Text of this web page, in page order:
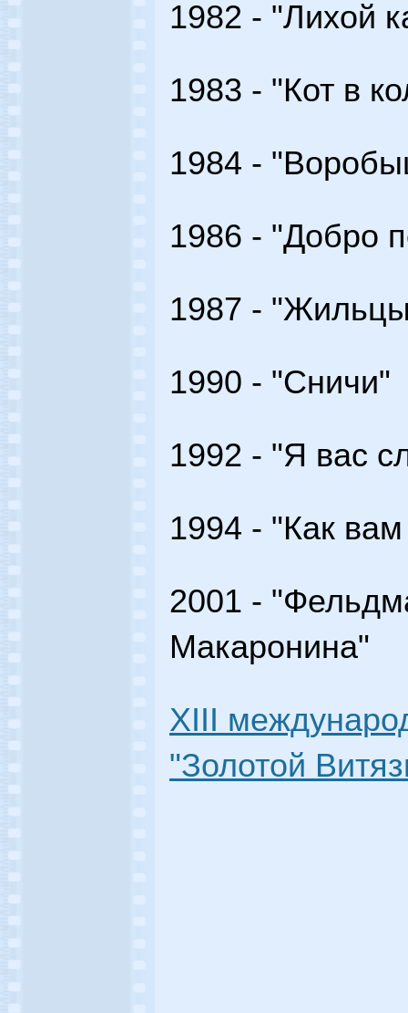
1982 - "Лихой
1983 - "Кот в
1984 -
1986 - "Добро
1987 -
1990 - "Сничи"
1992 - "Я вас
1994 - "Как
2001 -
Макаронина"
XIII
"Золотой